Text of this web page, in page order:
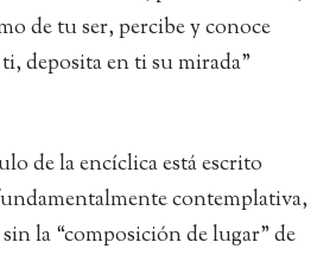
de tu ser, percibe y conoce
deposita en ti su mirada”
de la encíclica está escrito
contemplativa,
la “composición de lugar” de